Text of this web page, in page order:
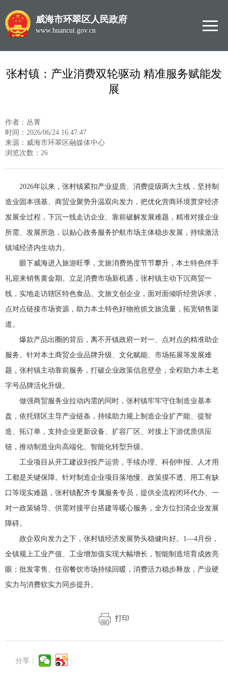
威海市环翠区人民政府
www.huancui.gov.cn
张村镇：产业消费双轮驱动 精准服务赋能发
展
作者：丛菁
时间：2026/06/24 16:47:47
来源：威海市环翠区融媒体中心
浏览次数： 26
2026年以来，张村镇紧扣产业提质、消费提级两大主线，坚持制
造业固本强基、商贸业聚势升温双向发力，把优化营商环境贯穿经济
发展全过程，下沉一线走访企业、靠前破解发展难题，精准对接企业
所需、发展所急，以贴心政务服务护航市场主体稳步发展，持续激活
镇域经济内生动力。
眼下威海进入旅游旺季，文旅消费热度节节攀升，本土特色伴手
礼迎来销售黄金期。立足消费市场新机遇，张村镇主动下沉商贸一
线，实地走访辖区特色食品、文旅文创企业，面对面倾听经营诉求，
点对点链接市场资源，助力本土特色好物抢抓文旅流量，拓宽销售渠
道。
爆款产品出圈的背后，离不开镇政府一对一、点对点的精准助企
服务。针对本土商贸企业品牌升级、文化赋能、市场拓展等发展难
题，张村镇主动靠前服务，打破企业政策信息壁垒，全程助力本土老
字号品牌活化升级。
做强商贸服务业拉动内需的同时，张村镇牢牢守住制造业基本
盘，依托辖区主导产业链条，持续助力规上制造企业扩产能、提智
造、拓订单，支持企业更新设备、扩容厂区、对接上下游优质供应
链，推动制造业向高端化、智能化转型升级。
工业项目从开工建设到投产运营，手续办理、科创申报、人才用
工都是关键保障。针对制造企业项目落地慢、政策摸不透、用工有缺
口等现实难题，张村镇配齐专属服务专员，提供全流程闭环代办、一
对一政策辅导、供需对接平台搭建等暖心服务，全方位扫清企业发展
障碍。
政企双向发力之下，张村镇经济发展势头稳健向好。1—4月份，
全镇规上工业产值、工业增加值实现大幅增长，智能制造培育成效亮
眼；批发零售、住宿餐饮市场持续回暖，消费活力稳步释放，产业硬
实力与消费软实力同步提升。
打印
分享：